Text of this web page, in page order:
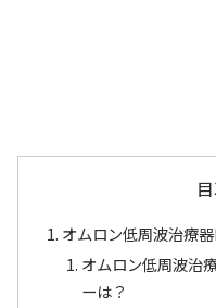
オムロン低周波治療
オムロン低周波治
ーは？